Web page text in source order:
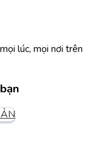
lúc, mọi nơi trên